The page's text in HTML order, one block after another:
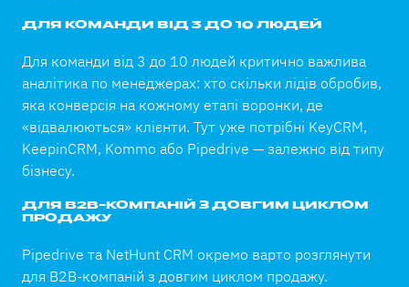
ДЛЯ КОМАНДИ ВІД 3 ДО 10 ЛЮДЕЙ
Для команди від 3 до 10 людей критично важлива
аналітика по менеджерах: хто скільки лідів обробив,
яка конверсія на кожному етапі воронки, де
«відвалюються» клієнти. Тут уже потрібні KeyCRM,
KeepinCRM, Kommo або Pipedrive — залежно від типу
бізнесу.
ДЛЯ B2B-КОМПАНІЙ З ДОВГИМ ЦИКЛОМ
ПРОДАЖУ
Pipedrive та NetHunt CRM окремо варто розглянути
для B2B-компаній з довгим циклом продажу.